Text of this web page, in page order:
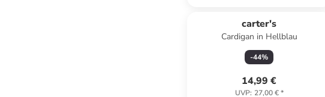
carter's
Cardigan in Hellblau
-44%
14,99 €
UVP: 27,00 €*